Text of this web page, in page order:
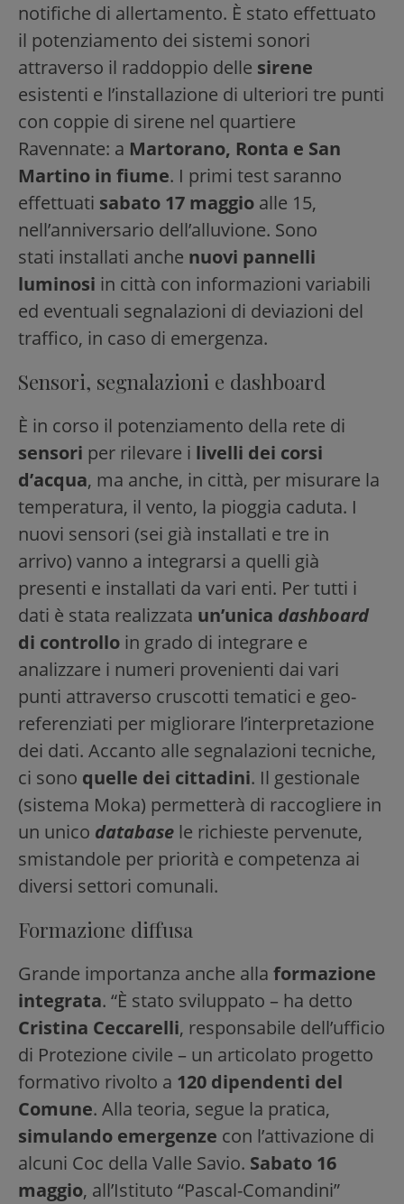
notifiche di allertamento. È stato effettuato
il potenziamento dei sistemi sonori
attraverso il raddoppio delle sirene
esistenti e l’installazione di ulteriori tre punti
con coppie di sirene nel quartiere
Ravennate: a Martorano, Ronta e San
Martino in fiume. I primi test saranno
effettuati sabato 17 maggio alle 15,
nell’anniversario dell’alluvione. Sono
stati installati anche nuovi pannelli
luminosi in città con informazioni variabili
ed eventuali segnalazioni di deviazioni del
traffico, in caso di emergenza.
Sensori, segnalazioni e dashboard
È in corso il potenziamento della rete di
sensori per rilevare i livelli dei corsi
d’acqua, ma anche, in città, per misurare la
temperatura, il vento, la pioggia caduta. I
nuovi sensori (sei già installati e tre in
arrivo) vanno a integrarsi a quelli già
presenti e installati da vari enti. Per tutti i
dati è stata realizzata un’unica dashboard
di controllo in grado di integrare e
analizzare i numeri provenienti dai vari
punti attraverso cruscotti tematici e geo-
referenziati per migliorare l’interpretazione
dei dati. Accanto alle segnalazioni tecniche,
ci sono quelle dei cittadini. Il gestionale
(sistema Moka) permetterà di raccogliere in
un unico database le richieste pervenute,
smistandole per priorità e competenza ai
diversi settori comunali.
Formazione diffusa
Grande importanza anche alla formazione
integrata. “È stato sviluppato – ha detto
Cristina Ceccarelli, responsabile dell’ufficio
di Protezione civile – un articolato progetto
formativo rivolto a 120 dipendenti del
Comune. Alla teoria, segue la pratica,
simulando emergenze con l’attivazione di
alcuni Coc della Valle Savio. Sabato 16
maggio, all’Istituto “Pascal-Comandini”